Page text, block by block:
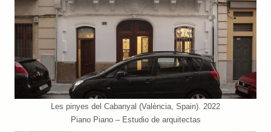
Les pinyes del Cabanyal (València, Spain). 2022
Piano Piano – Estudio de arquitectas